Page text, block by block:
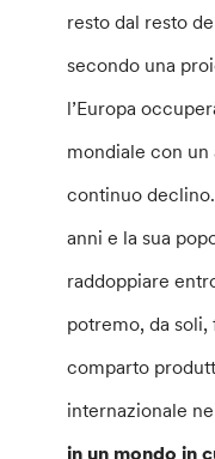
resto dal resto
secondo una
l’Europa
mondiale con
continuo declino.
anni e la sua
raddoppiare
potremo, da
comparto
internazionale
in un mondo in